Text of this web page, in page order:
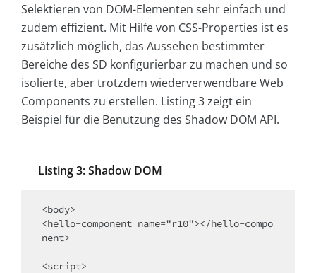
Selektieren von DOM-Elementen sehr einfach und
zudem effizient. Mit Hilfe von CSS-Properties ist es
zusätzlich möglich, das Aussehen bestimmter
Bereiche des SD konfigurierbar zu machen und so
isolierte, aber trotzdem wiederverwendbare Web
Components zu erstellen. Listing 3 zeigt ein
Beispiel für die Benutzung des Shadow DOM API.
Listing 3: Shadow DOM
<body>
<hello-component name="r10"></hello-compo
nent>
<script>